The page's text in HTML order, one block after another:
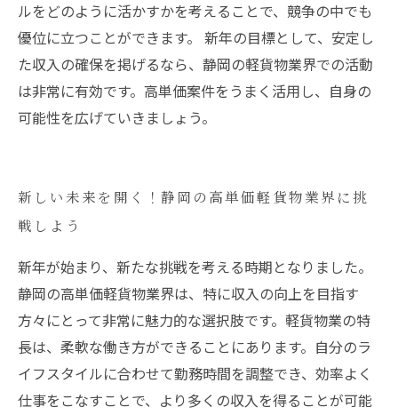
ルをどのように活かすかを考えることで、競争の中でも
優位に立つことができます。 新年の目標として、安定し
た収入の確保を掲げるなら、静岡の軽貨物業界での活動
は非常に有効です。高単価案件をうまく活用し、自身の
可能性を広げていきましょう。
新しい未来を開く！静岡の高単価軽貨物業界に挑
戦しよう
新年が始まり、新たな挑戦を考える時期となりました。
静岡の高単価軽貨物業界は、特に収入の向上を目指す
方々にとって非常に魅力的な選択肢です。軽貨物業の特
長は、柔軟な働き方ができることにあります。自分のラ
イフスタイルに合わせて勤務時間を調整でき、効率よく
仕事をこなすことで、より多くの収入を得ることが可能